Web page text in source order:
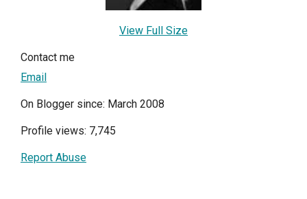
View Full Size
Contact me
Email
On Blogger since: March 2008
Profile views: 7,745
Report Abuse